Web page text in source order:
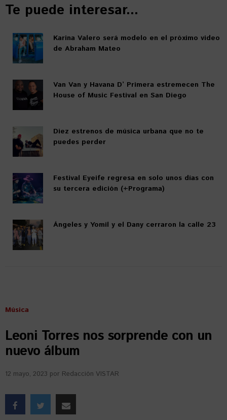
Te puede interesar...
Karina Valero será modelo en el próximo video
de Abraham Mateo
Van Van y Havana D’ Primera estremecen The
House of Music Festival en San Diego
Diez estrenos de música urbana que no te
puedes perder
Festival Eyeife regresa en solo unos días con
su tercera edición (+Programa)
Ángeles y Yomil y el Dany cerraron la calle 23
Música
Leoni Torres nos sorprende con un
nuevo álbum
12 mayo, 2023 por Redacción VISTAR